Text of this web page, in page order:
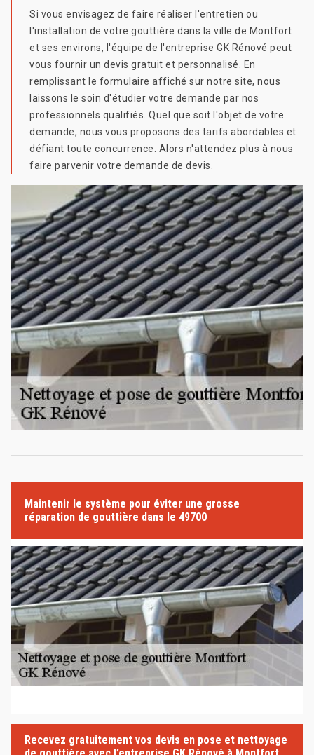
Si vous envisagez de faire réaliser l'entretien ou
l'installation de votre gouttière dans la ville de Montfort
et ses environs, l'équipe de l'entreprise GK Rénové peut
vous fournir un devis gratuit et personnalisé. En
remplissant le formulaire affiché sur notre site, nous
laissons le soin d'étudier votre demande par nos
professionnels qualifiés. Quel que soit l'objet de votre
demande, nous vous proposons des tarifs abordables et
défiant toute concurrence. Alors n'attendez plus à nous
faire parvenir votre demande de devis.
Maintenir le système pour éviter une grosse
réparation de gouttière dans le 49700
Recevez gratuitement vos devis en pose et nettoyage